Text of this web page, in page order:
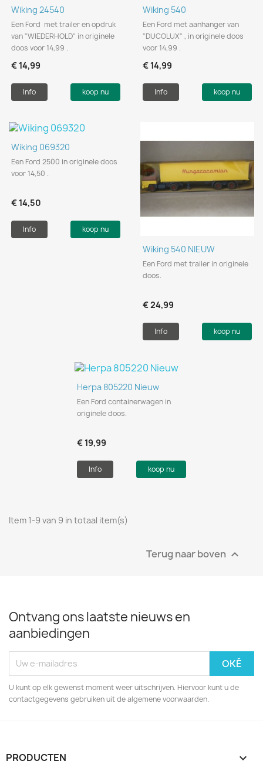
Wiking 24540
Een Ford met trailer en opdruk
van "WIEDERHOLD" in originele
doos voor 14,99 .
€ 14,99
Info koop nu
Wiking 540
Een Ford met aanhanger van
"DUCOLUX" , in originele doos
voor 14,99 .
€ 14,99
Info koop nu
Wiking 069320
Een Ford 2500 in originele doos
voor 14,50 .
€ 14,50
Info koop nu
Wiking 540 NIEUW
Een Ford met trailer in originele
doos.
€ 24,99
Info koop nu
Herpa 805220 Nieuw
Een Ford containerwagen in
originele doos.
€ 19,99
Info koop nu
Item 1-9 van 9 in totaal item(s)
Terug naar boven 
Ontvang ons laatste nieuws en
aanbiedingen
U kunt op elk gewenst moment weer uitschrijven. Hiervoor kunt u de
contactgegevens gebruiken uit de algemene voorwaarden.
PRODUCTEN 